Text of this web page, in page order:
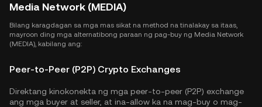
Media Network (MEDIA)
Bilang karagdagan sa mga mas sikat na method na tinalakay sa itaas,
mayroon ding mga alternatibong paraan ng pag-buy ng Media Network
(MEDIA), kabilang ang:
Peer-to-Peer (P2P) Crypto Exchanges
Direktang kinokonekta ng mga peer-to-peer (P2P) exchange
ang mga buyer at seller, at ina-allow ka na mag-buy o mag-